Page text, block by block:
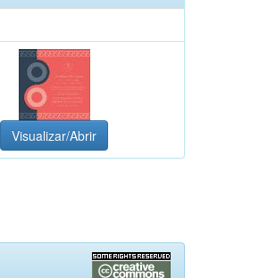
Visualizar/Abrir